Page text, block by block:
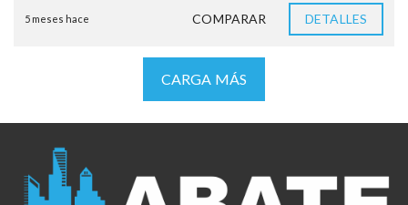
5 meses hace COMPARAR DETALLES
CARGA MÁS